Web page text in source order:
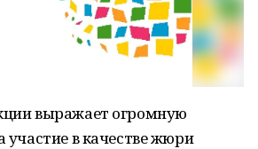
выражает огромную
участие в качестве жюри